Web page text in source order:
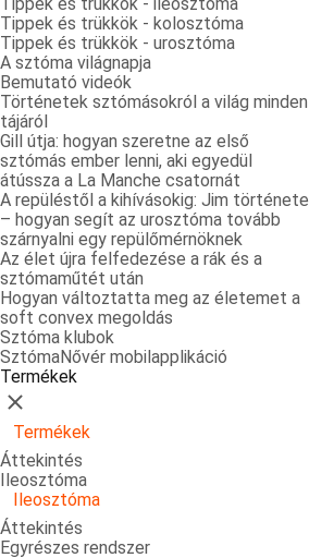
Tippek és trükkök - kolosztóma
Tippek és trükkök - urosztóma
A sztóma világnapja
Bemutató videók
Történetek sztómásokról a világ minden
tájáról
Gill útja: hogyan szeretne az első
sztómás ember lenni, aki egyedül
átússza a La Manche csatornát
A repüléstől a kihívásokig: Jim története
– hogyan segít az urosztóma tovább
szárnyalni egy repülőmérnöknek
Az élet újra felfedezése a rák és a
sztómaműtét után
Hogyan változtatta meg az életemet a
soft convex megoldás
Sztóma klubok
SztómaNővér mobilapplikáció
Termékek
Bezárás
Termékek
Áttekintés
Ileosztóma
Ileosztóma
Áttekintés
Egyrészes rendszer